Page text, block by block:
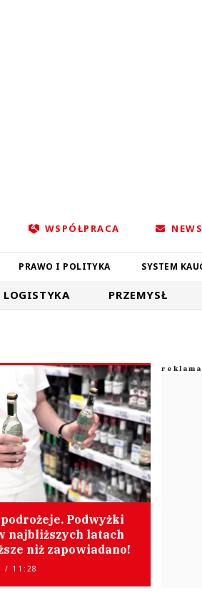
WSPÓŁPRACA
PRAWO I POLITYKA SYSTEM
LOGISTYKA PRZEMYSŁ
Podwyżki
najbliższych latach
niż zapowiadano!
/ 11:28